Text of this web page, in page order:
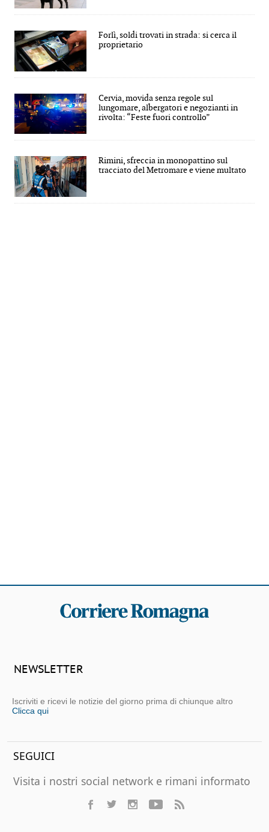
Forlì, soldi trovati in strada: si cerca il
proprietario
Cervia, movida senza regole sul
lungomare, albergatori e negozianti in
rivolta: “Feste fuori controllo”
Rimini, sfreccia in monopattino sul
tracciato del Metromare e viene multato
NEWSLETTER
Iscriviti e ricevi le notizie del giorno prima di chiunque altro
Clicca qui
SEGUICI
Visita i nostri social network e rimani informato